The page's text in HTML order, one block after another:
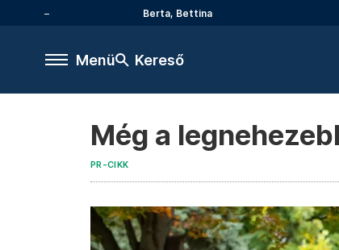
Berta, Bettina
Menü Kereső
Még a
PR-CIKK